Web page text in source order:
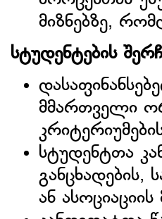
მიზნებზე,
სტუდენტების
მმართველი
სტუდენტთა
განცხადების,
ან